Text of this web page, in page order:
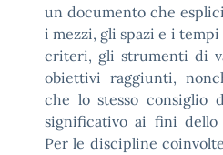
un documento che
i mezzi, gli spazi e i
criteri, gli strumenti di
obiettivi raggiunti,
che lo stesso consiglio
significativo ai fini dello
Per le discipline